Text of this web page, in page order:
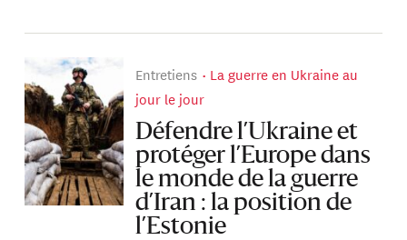
Entretiens
La guerre en Ukraine au
jour le jour
Défendre l’Ukraine et
protéger l’Europe dans
le monde de la guerre
d’Iran : la position de
l’Estonie